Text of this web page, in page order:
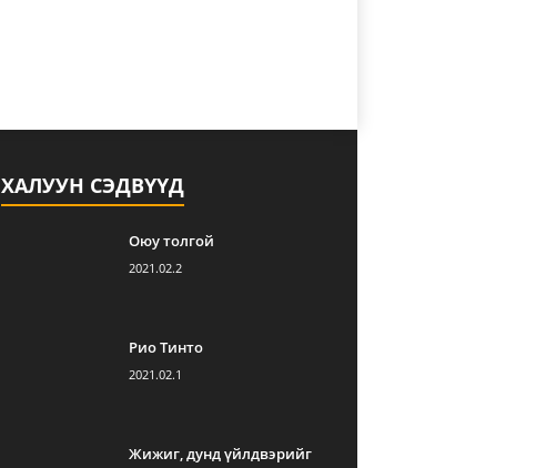
ХАЛУУН СЭДВҮҮД
Оюу толгой
2021.02.2
Рио Тинто
2021.02.1
Жижиг, дунд үйлдвэрийг